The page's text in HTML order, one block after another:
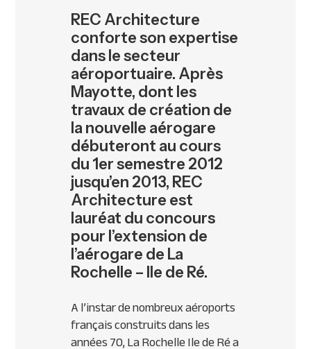
REC Architecture
conforte son expertise
dans le secteur
aéroportuaire. Après
Mayotte, dont les
travaux de création de
la nouvelle aérogare
débuteront au cours
du 1er semestre 2012
jusqu’en 2013, REC
Architecture est
lauréat du concours
pour l’extension de
l’aérogare de La
Rochelle – Ile de Ré.
A l’instar de nombreux aéroports
français construits dans les
années 70, La Rochelle Ile de Ré a